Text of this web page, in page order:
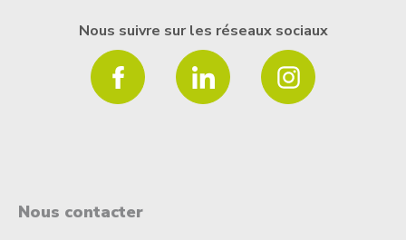
Nous suivre sur les réseaux sociaux
Nous contacter